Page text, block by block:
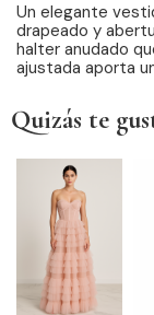
Un elegante
drapeado y
halter anudado
ajustada aporta
Quizás te